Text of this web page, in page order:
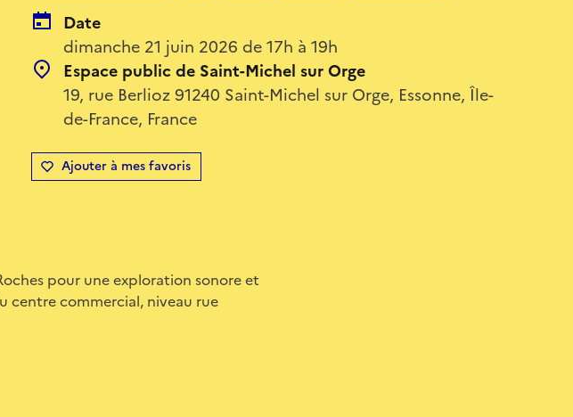
Date
dimanche 21 juin 2026 de 17h à 19h
Espace public de Saint-Michel sur Orge
19, rue Berlioz 91240 Saint-Michel sur Orge, Essonne, Île-
de-France, France
Ajouter à mes favoris
pour une exploration sonore et
centre commercial, niveau rue